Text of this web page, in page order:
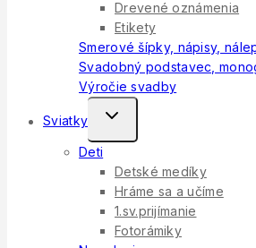
Drevené oznámenia
Etikety
Smerové šípky, nápisy,
Svadobný podstavec,
Výročie svadby
Sviatky
Toggle
Child
Menu
Deti
Detské medíky
Hráme sa a učíme
1.sv.prijímanie
Fotorámiky